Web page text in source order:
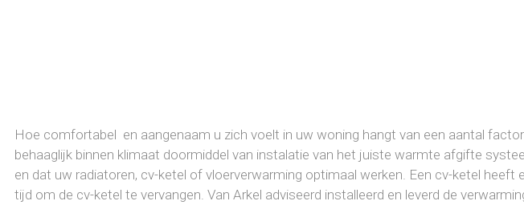
Hoe comfortabel en aangenaam u zich voelt in uw woning hangt van een aantal
behaaglijk binnen klimaat doormiddel van instalatie van het juiste warmte afgifte
en dat uw radiatoren, cv-ketel of vloerverwarming optimaal werken. Een cv-ketel
tijd om de cv-ketel te vervangen. Van Arkel adviseerd installeerd en leverd de